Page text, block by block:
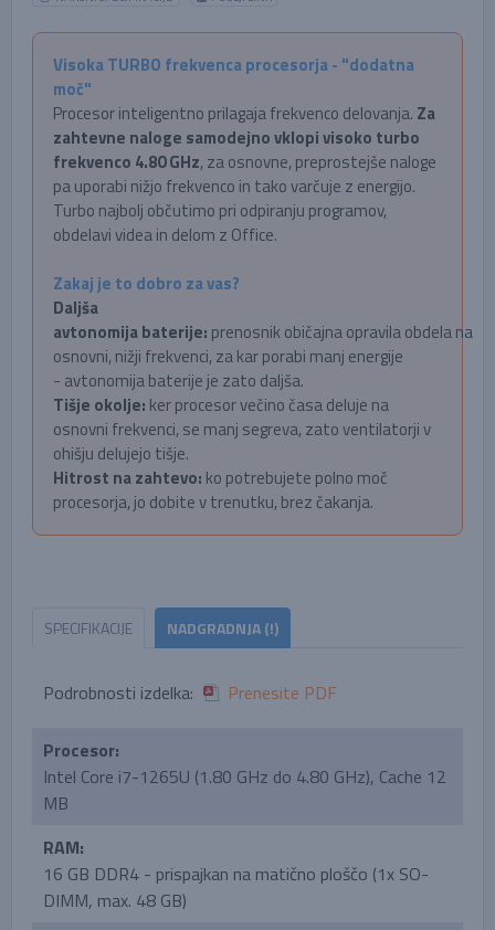
Visoka TURBO frekvenca procesorja - "dodatna
moč"
Procesor inteligentno prilagaja frekvenco delovanja. Za
zahtevne naloge samodejno vklopi visoko turbo
frekvenco 4.80 GHz, za osnovne, preprostejše naloge
pa uporabi nižjo frekvenco in tako varčuje z energijo.
Turbo najbolj občutimo pri odpiranju programov,
obdelavi videa in delom z Office.
Zakaj je to dobro za vas?
Daljša
avtonomija baterije: prenosnik običajna opravila obdela na
osnovni, nižji frekvenci, za kar porabi manj energije
- avtonomija baterije je zato daljša.
Tišje okolje: ker procesor večino časa deluje na
osnovni frekvenci, se manj segreva, zato ventilatorji v
ohišju delujejo tišje.
Hitrost na zahtevo: ko potrebujete polno moč
procesorja, jo dobite v trenutku, brez čakanja.
SPECIFIKACIJE NADGRADNJA (!)
Podrobnosti izdelka: Prenesite PDF
Procesor:
Intel Core i7-1265U (1.80 GHz do 4.80 GHz), Cache 12
MB
RAM:
16 GB DDR4 - prispajkan na matično ploščo (1x SO-
DIMM, max. 48 GB)